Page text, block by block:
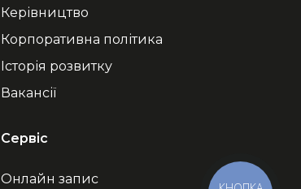
Онлайн запис
Сервіс
Корпоративна політика
Керівництво
Історія розвитку
Вакансії